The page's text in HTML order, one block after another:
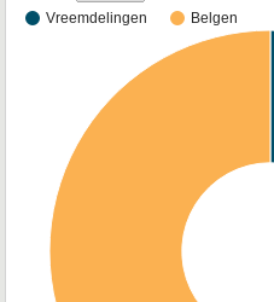
Vreemdelingen Belgen